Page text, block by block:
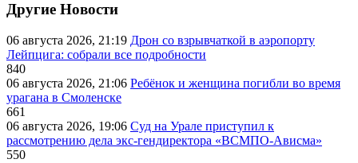
Другие Новости
06 августа 2026, 21:19 Дрон со взрывчаткой в аэропорту
Лейпцига: собрали все подробности
840
06 августа 2026, 21:06 Ребёнок и женщина погибли во время
урагана в Смоленске
661
06 августа 2026, 19:06 Суд на Урале приступил к
рассмотрению дела экс-гендиректора «ВСМПО-Ависма»
550